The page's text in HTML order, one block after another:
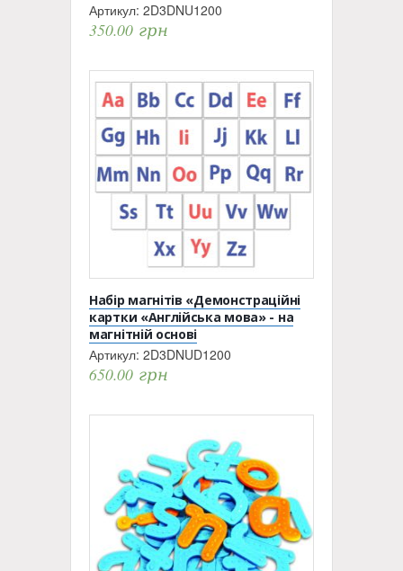
Артикул: 2D3DNU1200
350.00 грн
Набір магнітів «Демонстраційні
картки «Англійська мова» - на
магнітній основі
Артикул: 2D3DNUD1200
650.00 грн